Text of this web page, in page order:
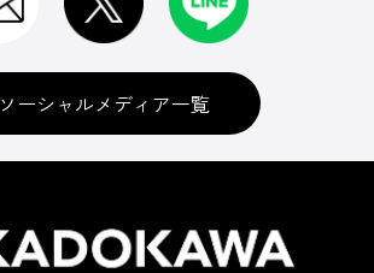
ソーシャルメディア一覧